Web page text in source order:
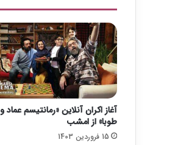
ی
و
ن
ک
ی
ن
گ
»
د
ر
۱
آغاز اکران آنلاین «رمانتیسم عماد و
طوبا» از امشب
15 فروردین 1403